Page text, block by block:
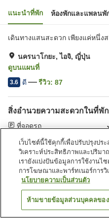
แนะนำที่พัก ห้องพักและแพลนพั
เดินทางแสนสะดวก เพียงแค่หนึ่ง
นครนาโกยะ, ไอจิ, ญี่ปุ่น
ดูบนแผนที่
3.6 ดี รีวิว: 87
สิ่งอำนวยความสะดวกในที่พัก
ที่จอดรถ
หน้าแรก ญี่ปุ่น ไอจิ นครน
ค้นหา
เว็บไซต์นี้ใช้คุกกี้เพื่อปรับปรุงปร
วิเคราะห์ประสิทธิภาพและปริมา
เรายังแบ่งปันข้อมูลการใช้งานไ
การโฆษณาและพาร์ทเนอร์การวิ
นโยบายความเป็นส่วนตัว
ห้ามขายข้อมูลส่วนบุคคลขอ